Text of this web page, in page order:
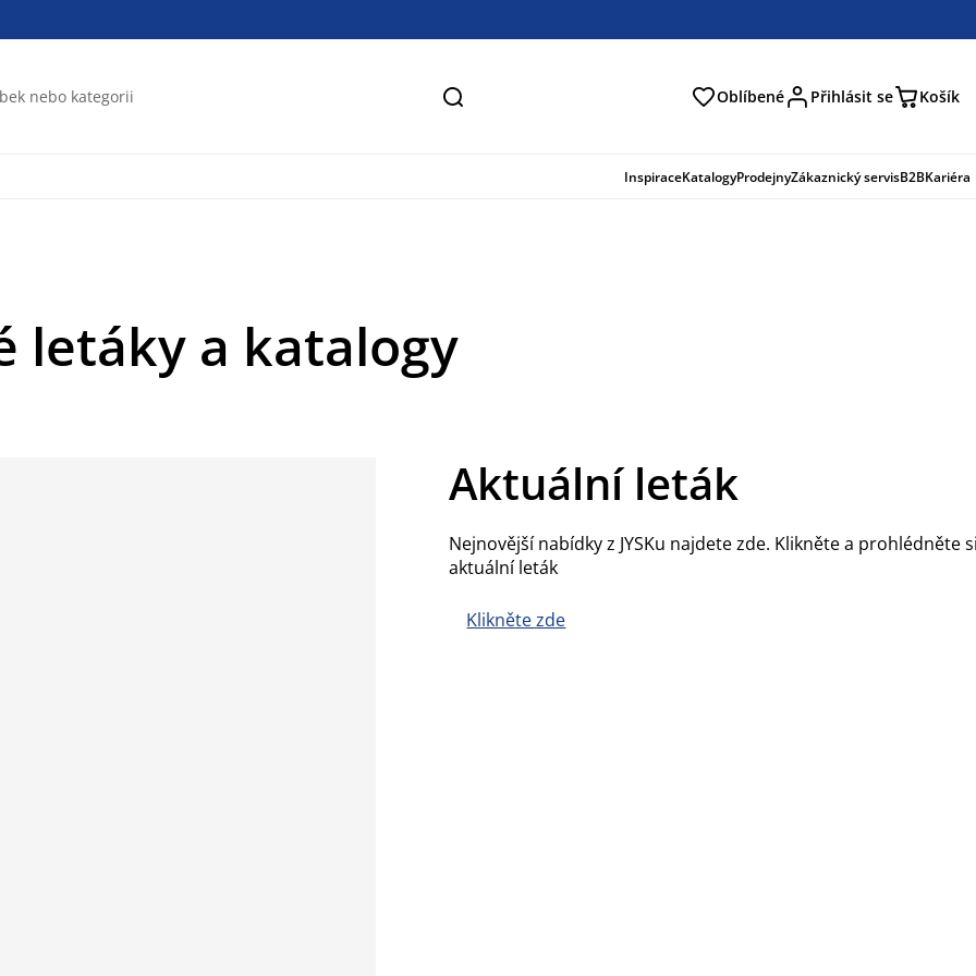
Hledat Oblíbené Přihlásit se Košík
InspiraceKatalogyProdejnyZákaznický servisB2BKariéra
letáky a katalogy
Aktuální leták
Nejnovější nabídky z JYSKu najdete zde. Klikněte a prohlédněte
aktuální leták
Klikněte zde